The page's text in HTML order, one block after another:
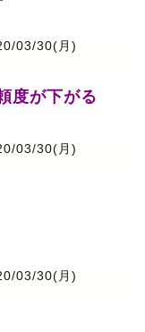
03/30(月)
度が下がる
03/30(月)
03/30(月)